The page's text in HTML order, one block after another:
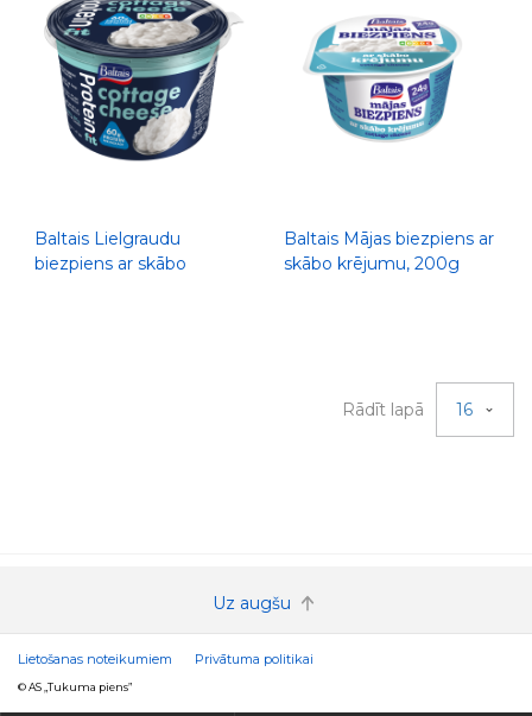
Baltais Lielgraudu
biezpiens ar skābo
Baltais Mājas biezpiens ar
skābo krējumu, 200g
Rādīt lapā 16
Uz augšu
Lietošanas noteikumiem Privātuma politikai
© AS „Tukuma piens”